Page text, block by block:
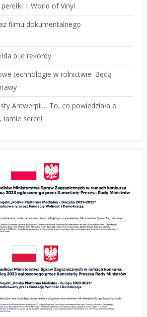
| World of Vinyl
filmu dokumentalnego
bije rekordy
technologie w rolnictwie. Będą
Antwerpii… To, co powiedziała o
łamie serce!